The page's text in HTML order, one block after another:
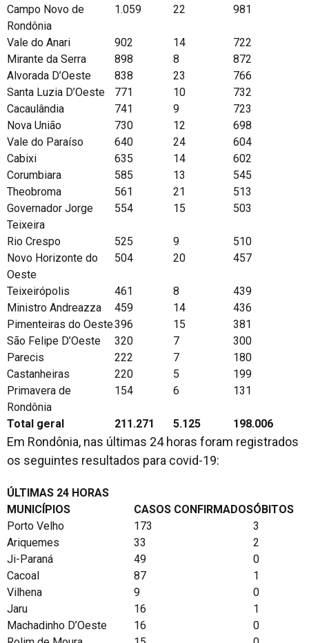
Campo Novo de
Rondônia
1.059 22 981
Vale do Anari 902 14
722
Mirante da Serra
898 8
872
Alvorada D’Oeste
838 23
766
Santa Luzia D’Oeste
771 10
732
Cacaulândia
741 9
723
Nova União
730 12
698
Vale do Paraíso
640 24
604
Cabixi
635 14
602
Corumbiara
585 13
545
Theobroma
561 21
513
Governador Jorge
Teixeira
554 15 503
Rio Crespo 525 9
510
Novo Horizonte do
Oeste
504 20 457
Teixeirópolis 461 8
439
Ministro Andreazza
459 14
436
Pimenteiras do Oeste396 15
381
São Felipe D’Oeste
320 7
300
Parecis
222 7
180
Castanheiras
220 5
199
Primavera de
Rondônia
154 6 131
Total geral 211.271 5.125 198.006
Em Rondônia, nas últimas 24 horas foram registrados
os seguintes resultados para covid-19:
ÚLTIMAS 24 HORAS
MUNICÍPIOS
CASOS CONFIRMADOSÓBITOS
Porto Velho
173
3
Ariquemes
33
2
Ji-Paraná
49
0
Cacoal
87
1
Vilhena
9
0
Jaru
16
1
Machadinho D’Oeste
16
0